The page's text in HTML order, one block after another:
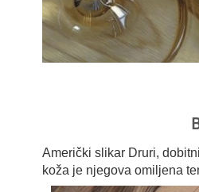
Američki slikar Druri,
koža je njegova omiljena